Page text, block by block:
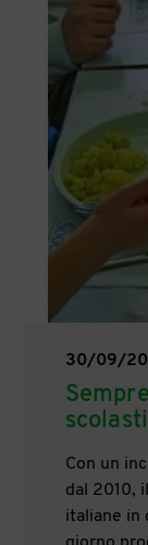
30/09/
Con un
dal 2010,
italiane in